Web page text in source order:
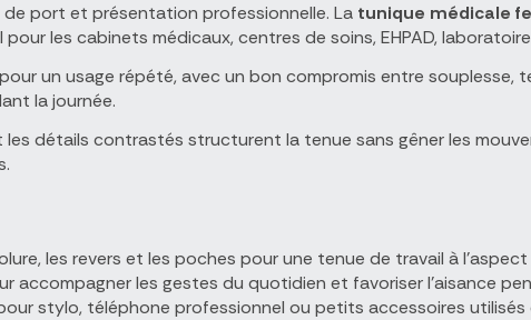
port et présentation professionnelle. La tunique médicale
pour les cabinets médicaux, centres de soins, EHPAD,
un usage répété, avec un bon compromis entre souplesse,
la journée.
détails contrastés structurent la tenue sans gêner les
les revers et les poches pour une tenue de travail à
accompagner les gestes du quotidien et favoriser l'aisance
stylo, téléphone professionnel ou petits accessoires utilisés